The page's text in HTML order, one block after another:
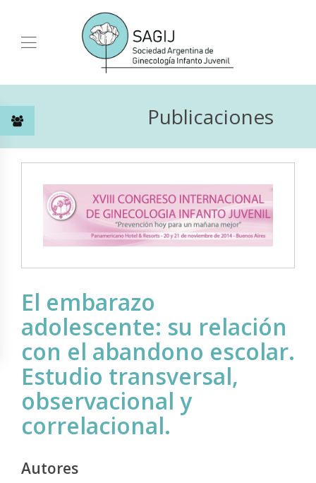
Publicaciones
El embarazo
adolescente: su relación
con el abandono escolar.
Estudio transversal,
observacional y
correlacional.
Autores